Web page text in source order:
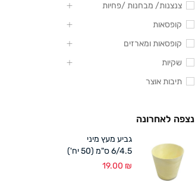
צנצנות/ מבחנות /פחיות
קופסאות
קופסאות ומארזים
שקיות
תיבות אוצר
נצפה לאחרונה
גביע מעץ מיני
6/4.5 ס"מ (50 יח')
19.00 ₪